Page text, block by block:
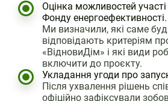
Оцінка можливостей
Фонду енергоефективності.
Ми визначили, які саме
відповідають критеріям
«ВідновиДім» і які види
включити до проєкту.
Укладання угоди про
Після ухвалення рішень
офіційно зафіксували